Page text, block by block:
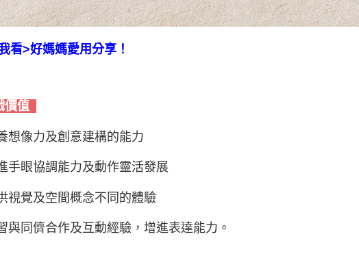
看>好媽媽愛用分享！
價值
想像力及創意建構的能力
手眼協調能力及動作靈活發展
視覺及空間概念不同的體驗
與同儕合作及互動經驗，增進表達能力。